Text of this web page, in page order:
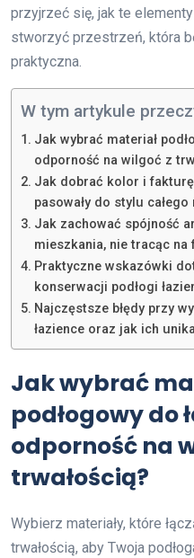
przyjrzeć się, jak te
stworzyć przestrzeń, która
praktyczna.
W tym artykule
Jak wybrać materiał
odporność na wilgoć z
Jak dobrać kolor i fakturę
pasowały do stylu
Jak zachować spójność
mieszkania, nie tracąc na
Praktyczne wskazówki
konserwacji podłogi
Najczęstsze błędy przy
łazience oraz jak ich
Jak wybrać
podłogowy do
odporność na
trwałością?
Wybierz materiały, które
trwałością, aby Twoja